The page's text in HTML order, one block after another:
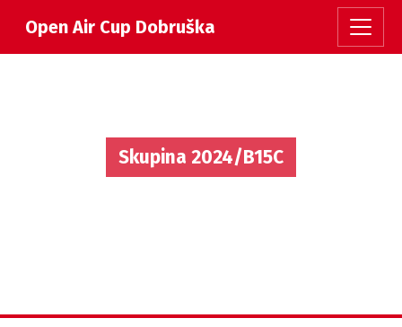
Open Air Cup Dobruška
Skupina 2024/B15C